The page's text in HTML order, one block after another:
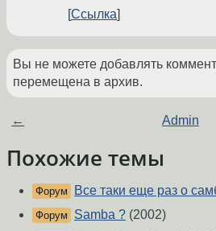
Ссылка
Вы не можете добавлять
перемещена в архив.
← Admin
Похожие темы
Форум Все таки еще раз о
Форум Samba ? (2002)